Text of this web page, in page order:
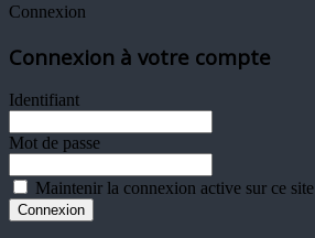
Connexion
Connexion à votre compte
Identifiant
Mot de passe
Maintenir la connexion active sur ce site